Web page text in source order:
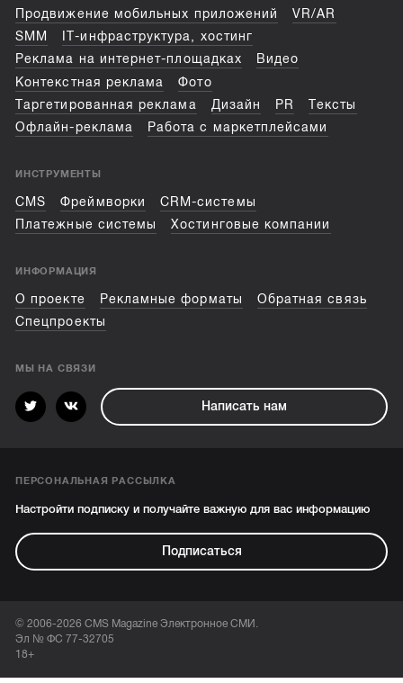
Продвижение мобильных приложений
VR/AR
SMM
IT-инфраструктура, хостинг
Реклама на интернет-площадках
Видео
Контекстная реклама
Фото
Таргетированная реклама
Дизайн PR
Тексты
Офлайн-реклама
Работа с маркетплейсами
ИНСТРУМЕНТЫ
CMS Фреймворки
CRM-системы
Платежные системы
Хостинговые компании
ИНФОРМАЦИЯ
О проекте Рекламные форматы
Обратная связь
Спецпроекты
МЫ НА СВЯЗИ
Написать нам
ПЕРСОНАЛЬНАЯ РАССЫЛКА
Настройти подписку и получайте важную для вас информацию
Подписаться
© 2006-2026 CMS Magazine Электронное СМИ.
Эл № ФС 77-32705
18+